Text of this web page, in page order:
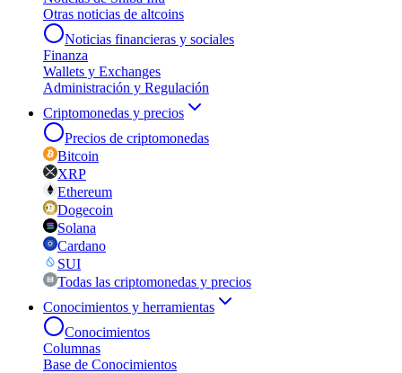
Otras noticias de altcoins
Noticias financieras y sociales
Finanza
Wallets y Exchanges
Administración y Regulación
Criptomonedas y precios
Precios de criptomonedas
Bitcoin
XRP
Ethereum
Dogecoin
Solana
Cardano
SUI
Todas las criptomonedas y precios
Conocimientos y herramientas
Conocimientos
Columnas
Base de Conocimientos